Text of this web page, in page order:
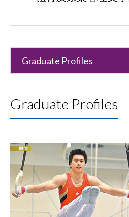
Graduate Profiles
Graduate Profiles